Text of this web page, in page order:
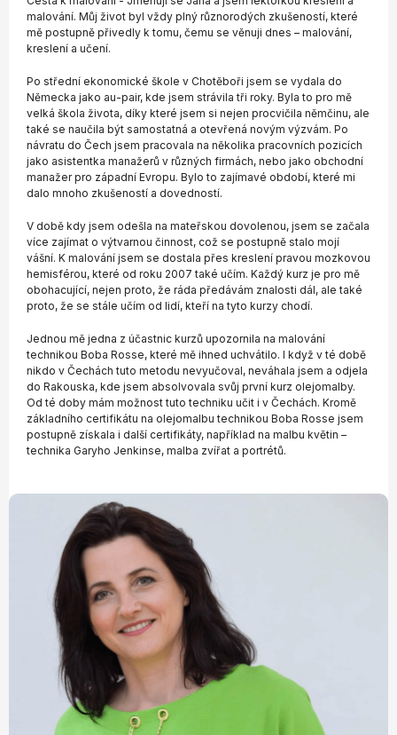
malování. Můj život byl vždy plný různorodých zkušeností, které
mě postupně přivedly k tomu, čemu se věnuji dnes – malování,
kreslení a učení.
Po střední ekonomické škole v Chotěboři jsem se vydala do
Německa jako au-pair, kde jsem strávila tři roky. Byla to pro mě
velká škola života, díky které jsem si nejen procvičila němčinu, ale
také se naučila být samostatná a otevřená novým výzvám. Po
návratu do Čech jsem pracovala na několika pracovních pozicích
jako asistentka manažerů v různých firmách, nebo jako obchodní
manažer pro západní Evropu. Bylo to zajímavé období, které mi
dalo mnoho zkušeností a dovedností.
V době kdy jsem odešla na mateřskou dovolenou, jsem se začala
více zajímat o výtvarnou činnost, což se postupně stalo mojí
vášní. K malování jsem se dostala přes kreslení pravou mozkovou
hemisférou, které od roku 2007 také učím. Každý kurz je pro mě
obohacující, nejen proto, že ráda předávám znalosti dál, ale také
proto, že se stále učím od lidí, kteří na tyto kurzy chodí.
Jednou mě jedna z účastnic kurzů upozornila na malování
technikou Boba Rosse, které mě ihned uchvátilo. I když v té době
nikdo v Čechách tuto metodu nevyučoval, neváhala jsem a odjela
do Rakouska, kde jsem absolvovala svůj první kurz olejomalby.
Od té doby mám možnost tuto techniku učit i v Čechách. Kromě
základního certifikátu na olejomalbu technikou Boba Rosse jsem
postupně získala i další certifikáty, například na malbu květin –
technika Garyho Jenkinse, malba zvířat a portrétů.